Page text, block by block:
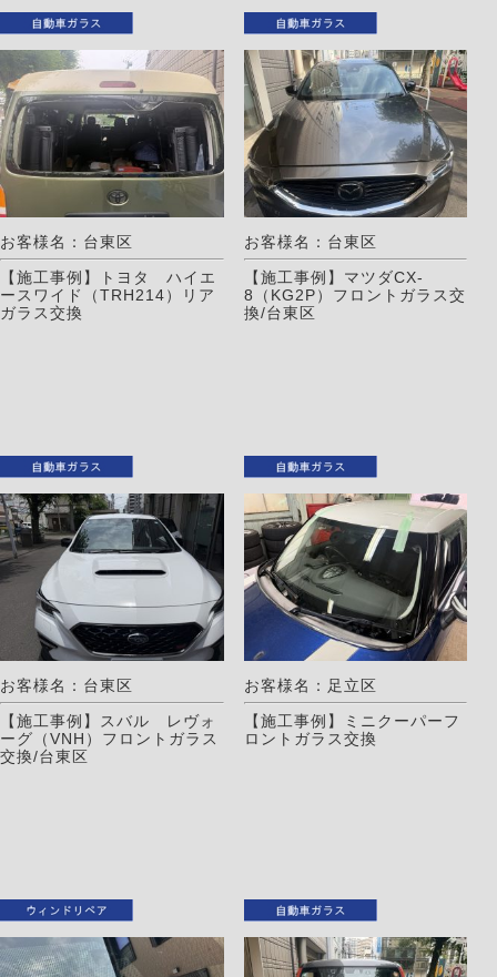
お客様名：台東区
【施工事例】トヨタ ハイエ
ースワイド（TRH214）リア
ガラス交換
お客様名：台東区
【施工事例】マツダCX-
8（KG2P）フロントガラス交
換/台東区
お客様名：台東区
【施工事例】スバル レヴォ
ーグ（VNH）フロントガラス
交換/台東区
お客様名：足立区
【施工事例】ミニクーパーフ
ロントガラス交換